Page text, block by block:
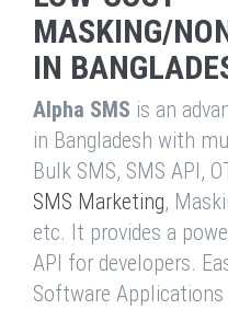
MASKING/
IN
Alpha SMS is an
in Bangladesh with
Bulk SMS, SMS API,
SMS Marketing,
etc. It provides a
API for developers.
Software